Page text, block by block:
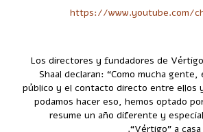
https://www.youtube.com/
Los directores y fundadores de
Shaal declaran: “Como mucha
público y el contacto directo entre
podamos hacer eso, hemos optado
resume un año diferente y
“Vértigo” a